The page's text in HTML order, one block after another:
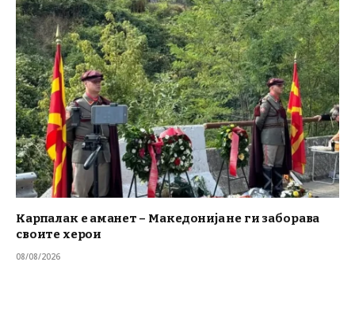
Карпалак е аманет – Македонија не ги заборава
своите херои
08/08/2026